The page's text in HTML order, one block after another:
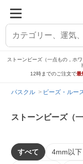
ストーンビーズ（一点もの，ホ
12時までのご注文で最
パスクル ビーズ・ルー
ストーンビーズ（
すべて 4mm以下